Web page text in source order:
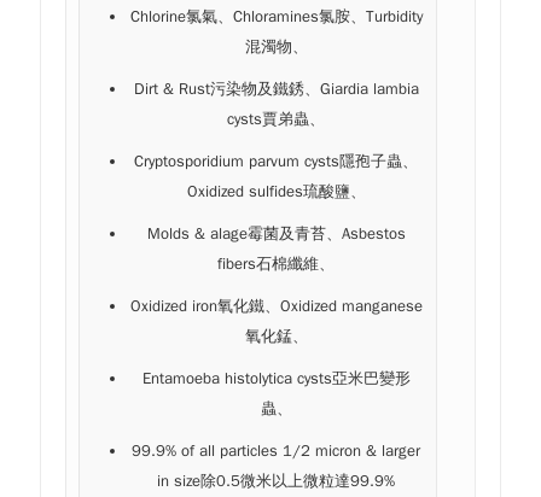
Chlorine氯氣、Chloramines氯胺、Turbidity
混濁物、
Dirt & Rust污染物及鐵銹、Giardia lambia
cysts賈弟蟲、
Cryptosporidium parvum cysts隱孢子蟲、
Oxidized sulfides琉酸鹽、
Molds & alage霉菌及青苔、Asbestos
fibers石棉纖維、
Oxidized iron氧化鐵、Oxidized manganese
氧化錳、
Entamoeba histolytica cysts亞米巴變形
蟲、
99.9% of all particles 1/2 micron & larger
in size除0.5微米以上微粒達99.9%